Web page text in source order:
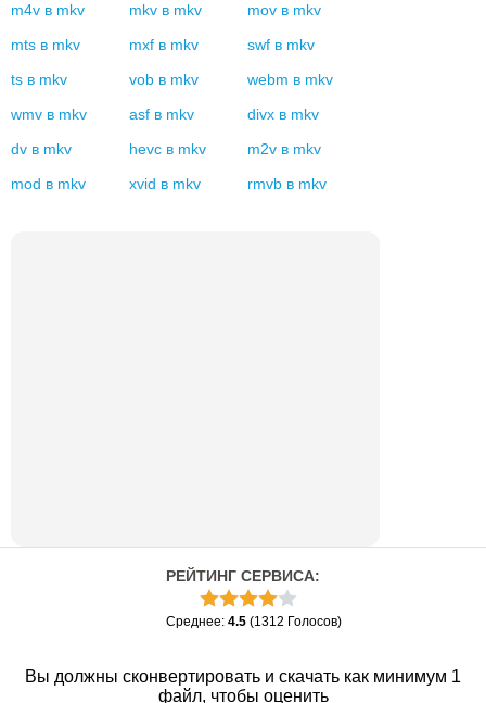
m4v в mkv mkv в mkv mov в mkv
mts в mkv mxf в mkv swf в mkv
ts в mkv vob в mkv webm в mkv
wmv в mkv asf в mkv divx в mkv
dv в mkv hevc в mkv m2v в mkv
mod в mkv xvid в mkv rmvb в mkv
РЕЙТИНГ СЕРВИСА:
Среднее: 4.5 (1312 Голосов)
Вы должны сконвертировать и скачать как минимум 1
файл, чтобы оценить